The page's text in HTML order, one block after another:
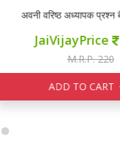
अवनी वरिष्ठ अध्यापक प्रश्न बैंक
JaiVijayPrice 200
M.R.P. 220
ADD TO CART